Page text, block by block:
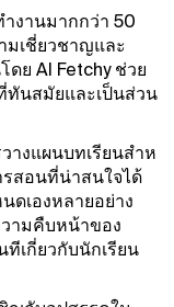
งานมากกว่า 50
มเชี่ยวชาญและ
ย AI Fetchy ช่วย
ทันสมัยและเป็นส่วน
างแผนบทเรียนสําห
รสอนที่น่าสนใจได้
ดเองหลายอย่าง
ามคืบหน้าของ
เกี่ยวกับนักเรียน